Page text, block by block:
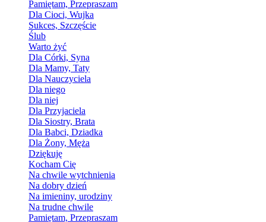
Pamiętam, Przepraszam
Dla Cioci, Wujka
Sukces, Szczęście
Ślub
Warto żyć
Dla Córki, Syna
Dla Mamy, Taty
Dla Nauczyciela
Dla niego
Dla niej
Dla Przyjaciela
Dla Siostry, Brata
Dla Babci, Dziadka
Dla Żony, Męża
Dziękuję
Kocham Cię
Na chwile wytchnienia
Na dobry dzień
Na imieniny, urodziny
Na trudne chwile
Pamiętam, Przepraszam